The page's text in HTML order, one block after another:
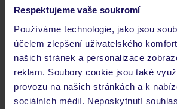
Respektujeme vaše soukromí
Používáme technologie, jako jsou
účelem zlepšení uživatelského
našich stránek a personalizace
reklam. Soubory cookie jsou také
provozu na našich stránkách a k
sociálních médií. Neposkytnutí
16.08.2026 - 22.08.2026
(6 nocí)
Snídaně